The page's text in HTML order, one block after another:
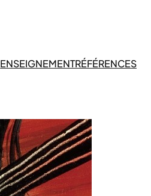
ENSEIGNEMENTRÉFÉRENCES